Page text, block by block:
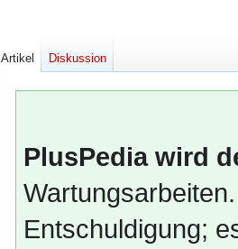
PlusPedia wird
Entschuldigung;
Artikel Diskussion